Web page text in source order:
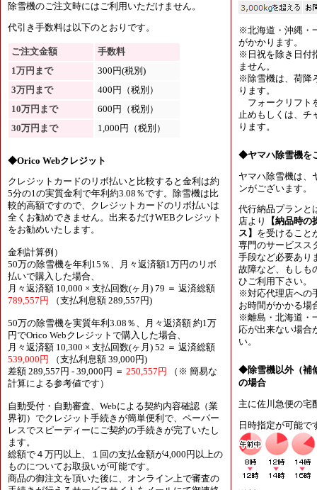
除雪機のご注文時にはご利用いただけません。
代引き手数料は以下のとおりです。
ご注文金額
手数料
1万円まで
300円(税別)
3万円まで
400円（税別）
10万円まで
600円（税別）
30万円まで
1,000円（税別）
◆Orico Webクレジット
クレジットカードのリボ払いと比較すると金利は約
5分の1の実質金利で年利約3.08％です。除雪機は比
較的高額ですので、クレジットカードのリボ払いは
全くお勧めできません。出来るだけWEBクレジット
をお勧めいたします。
金利計算例）
50万の除雪機を年利15％、月々返済額1万円のリボ
払いで購入した場合、
月々返済額 10,000 × 支払回数(ヶ月) 79 ＝ 返済総額
789,557円
（支払利息額 289,557円)
50万の除雪機を実質年利3.08％、月々返済額 約1万
円でOrico Webクレジットで購入した場合、
月々返済額 10,300 × 支払回数(ヶ月) 52 ＝ 返済総額
539,000円
（支払利息額 39,000円)
差額 289,557円 - 39,000円 ＝ 250,557円
（※ 簡易な
計算による参考値です）
自動受付・自動審査、Webによる契約内容確認（業
界初）でクレジット手続きが簡単便利で、ペーパー
レスでスピーディーにご契約の手続きが完了いたし
ます。
総額で４万円以上、１回の支払金額が4,000円以上の
ものについてお取扱いが可能です。
商品の御注文を頂いた後に、オンライン上で審査の
※北海道・沖縄・
がかかります。
※日祝を除き日付
ません。
※除雪機は、荷降
ります。
フォークリフト
止めもしくは、チ
ります。
◆ヤマハ除雪機を
ヤマハ除雪機は、
ンがございます。
代行納品プランと
店より
【納品時
ス】 を受けること
専門のサービスス
手段など必要あり
故障など、もしも
ひご利用下さい。
※対応代理店への
お時間がかかる場
※離島・北海道・
応が出来ない場合
い。
◆除雪機以外（補
の場合
主に佐川急便の宅
日時指定が可能で